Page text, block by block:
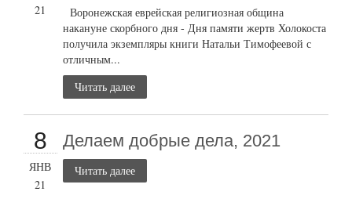
21
Воронежская еврейская религиозная община
накануне скорбного дня - Дня памяти жертв Холокоста
получила экземпляры книги Натальи Тимофеевой с
отличным...
Читать далее
8
ЯНВ
21
Делаем добрые дела, 2021
Читать далее